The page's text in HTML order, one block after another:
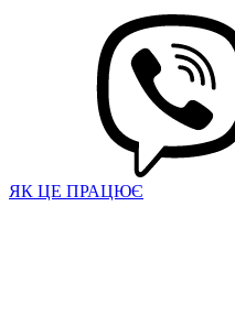
ЯК ЦЕ ПРАЦЮЄ